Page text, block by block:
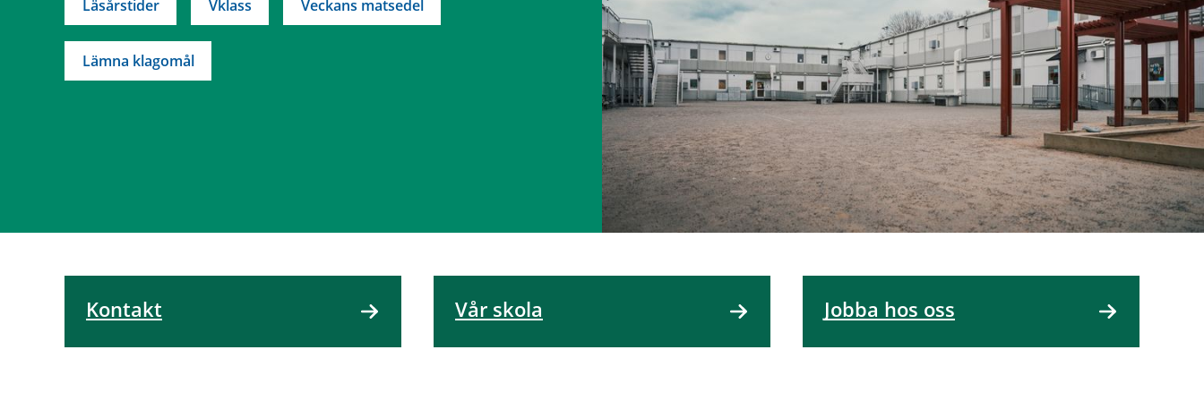
Läsårstider Vklass Veckans matsedel
Lämna klagomål
Kontakt Vår skola Jobba hos oss